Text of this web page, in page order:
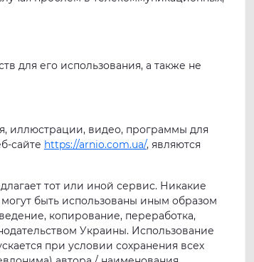
для его использования, а также не
иллюстрации, видео, программы для
сайте https://arnio.com.ua/, являются
тот или иной сервис. Никакие
могут быть использованы иным образом
копирование, переработка,
Украины. Использование
при условии сохранения всех